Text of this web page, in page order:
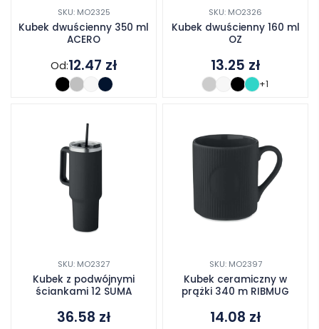
SKU: MO2325
Kubek dwuścienny 350 ml
ACERO
Od:12.47 zł
SKU: MO2326
Kubek dwuścienny 160 ml
OZ
13.25 zł
+1
SKU: MO2327
Kubek z podwójnymi
ściankami 12 SUMA
36.58 zł
SKU: MO2397
Kubek ceramiczny w
prążki 340 m RIBMUG
14.08 zł